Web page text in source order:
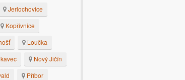
Jerlochovice
Kopřivnice
Loučka
Nový Jičín
Příbor